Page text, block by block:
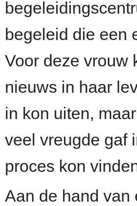
begeleid die een
Voor deze vrouw
nieuws in haar
in kon uiten,
veel vreugde gaf
proces kon
Aan de hand van